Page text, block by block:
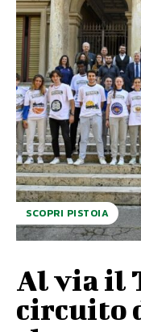
SCOPRI PISTOIA
Al via il
circuito